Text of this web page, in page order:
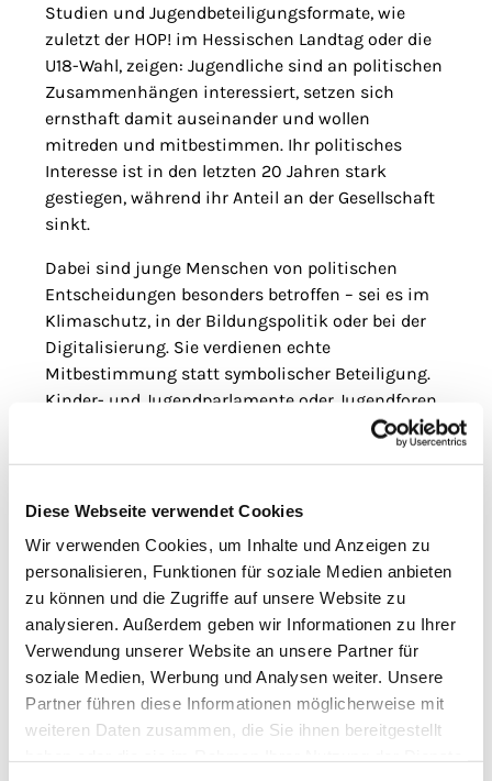
Diese Webseite verwendet Cookies
Wir verwenden Cookies, um Inhalte und Anzeigen zu
personalisieren, Funktionen für soziale Medien anbieten
zu können und die Zugriffe auf unsere Website zu
analysieren. Außerdem geben wir Informationen zu Ihrer
Verwendung unserer Website an unsere Partner für
soziale Medien, Werbung und Analysen weiter. Unsere
Partner führen diese Informationen möglicherweise mit
weiteren Daten zusammen, die Sie ihnen bereitgestellt
Studien und Jugendbeteiligungsformate, wie
zuletzt der HOP! im Hessischen Landtag oder die
U18-Wahl, zeigen: Jugendliche sind an politischen
Zusammenhängen interessiert, setzen sich
ernsthaft damit auseinander und wollen
mitreden und mitbestimmen. Ihr politisches
Interesse ist in den letzten 20 Jahren stark
gestiegen, während ihr Anteil an der Gesellschaft
sinkt.
Dabei sind junge Menschen von politischen
Entscheidungen besonders betroffen – sei es im
Klimaschutz, in der Bildungspolitik oder bei der
Digitalisierung. Sie verdienen echte
Mitbestimmung statt symbolischer Beteiligung.
Kinder- und Jugendparlamente oder Jugendforen
sind wichtig, doch echte Teilhabe erfordert auch
mehr Generationengerechtigkeit und würde die
Demokratie stärken. Junge Menschen möchten
aktiv Politik mitgestalten und gerade im Hinblick
auf die kommenden Wahlen muss ihnen diese
Möglichkeit endlich eröffnet werden“, ergänzt
Saase.
In elf Bundesländern können Jugendliche bereits
ab 16 Jahren kommunal wählen. Auch auf